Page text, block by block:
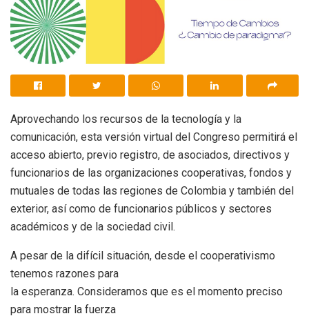
Aprovechando los recursos de la tecnología y la
comunicación, esta versión virtual del Congreso permitirá el
acceso abierto, previo registro, de asociados, directivos y
funcionarios de las organizaciones cooperativas, fondos y
mutuales de todas las regiones de Colombia y también del
exterior, así como de funcionarios públicos y sectores
académicos y de la sociedad civil.
A pesar de la difícil situación, desde el cooperativismo
tenemos razones para
la esperanza. Consideramos que es el momento preciso
para mostrar la fuerza